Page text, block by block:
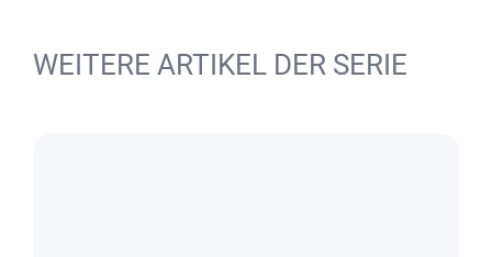
WEITERE ARTIKEL DER SERIE